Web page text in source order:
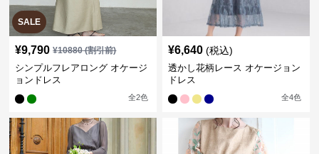
SALE
¥9,790 ¥10880(割引前)
シンプルフレアロング オケージ
ョンドレス
全2色
¥6,640 (税込)
透かし花柄レース オケージョン
ドレス
全4色